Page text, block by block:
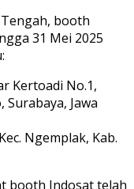
booth
31 Mei 2025
Kertoadi No.1,
Surabaya, Jawa
Ngemplak, Kab.
booth Indosat telah